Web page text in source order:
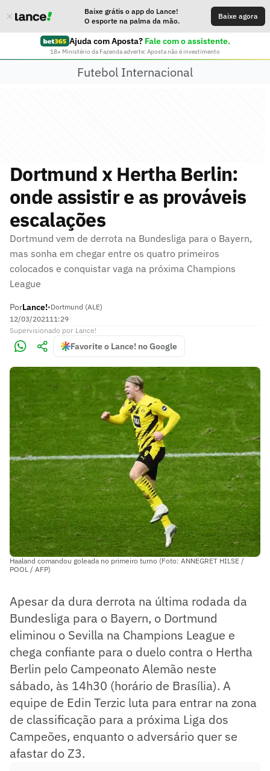
Baixe grátis o app do Lance!
O esporte na palma da mão.
Baixe agora
Ajuda com Aposta? Fale com o assistente.
18+ Ministério da Fazenda adverte: Aposta não é investimento
Futebol Internacional
Dortmund x Hertha Berlin:
onde assistir e as prováveis
escalações
Dortmund vem de derrota na Bundesliga para o Bayern,
mas sonha em chegar entre os quatro primeiros
colocados e conquistar vaga na próxima Champions
League
PorLance!•Dortmund (ALE)
12/03/202111:29
Supervisionado por Lance!
Favorite o Lance! no Google
Haaland comandou goleada no primeiro turno (Foto: ANNEGRET HILSE /
POOL / AFP)
Apesar da dura derrota na última rodada da
Bundesliga para o Bayern, o Dortmund
eliminou o Sevilla na Champions League e
chega confiante para o duelo contra o Hertha
Berlin pelo Campeonato Alemão neste
sábado, às 14h30 (horário de Brasília). A
equipe de Edin Terzic luta para entrar na zona
de classificação para a próxima Liga dos
Campeões, enquanto o adversário quer se
afastar do Z3.